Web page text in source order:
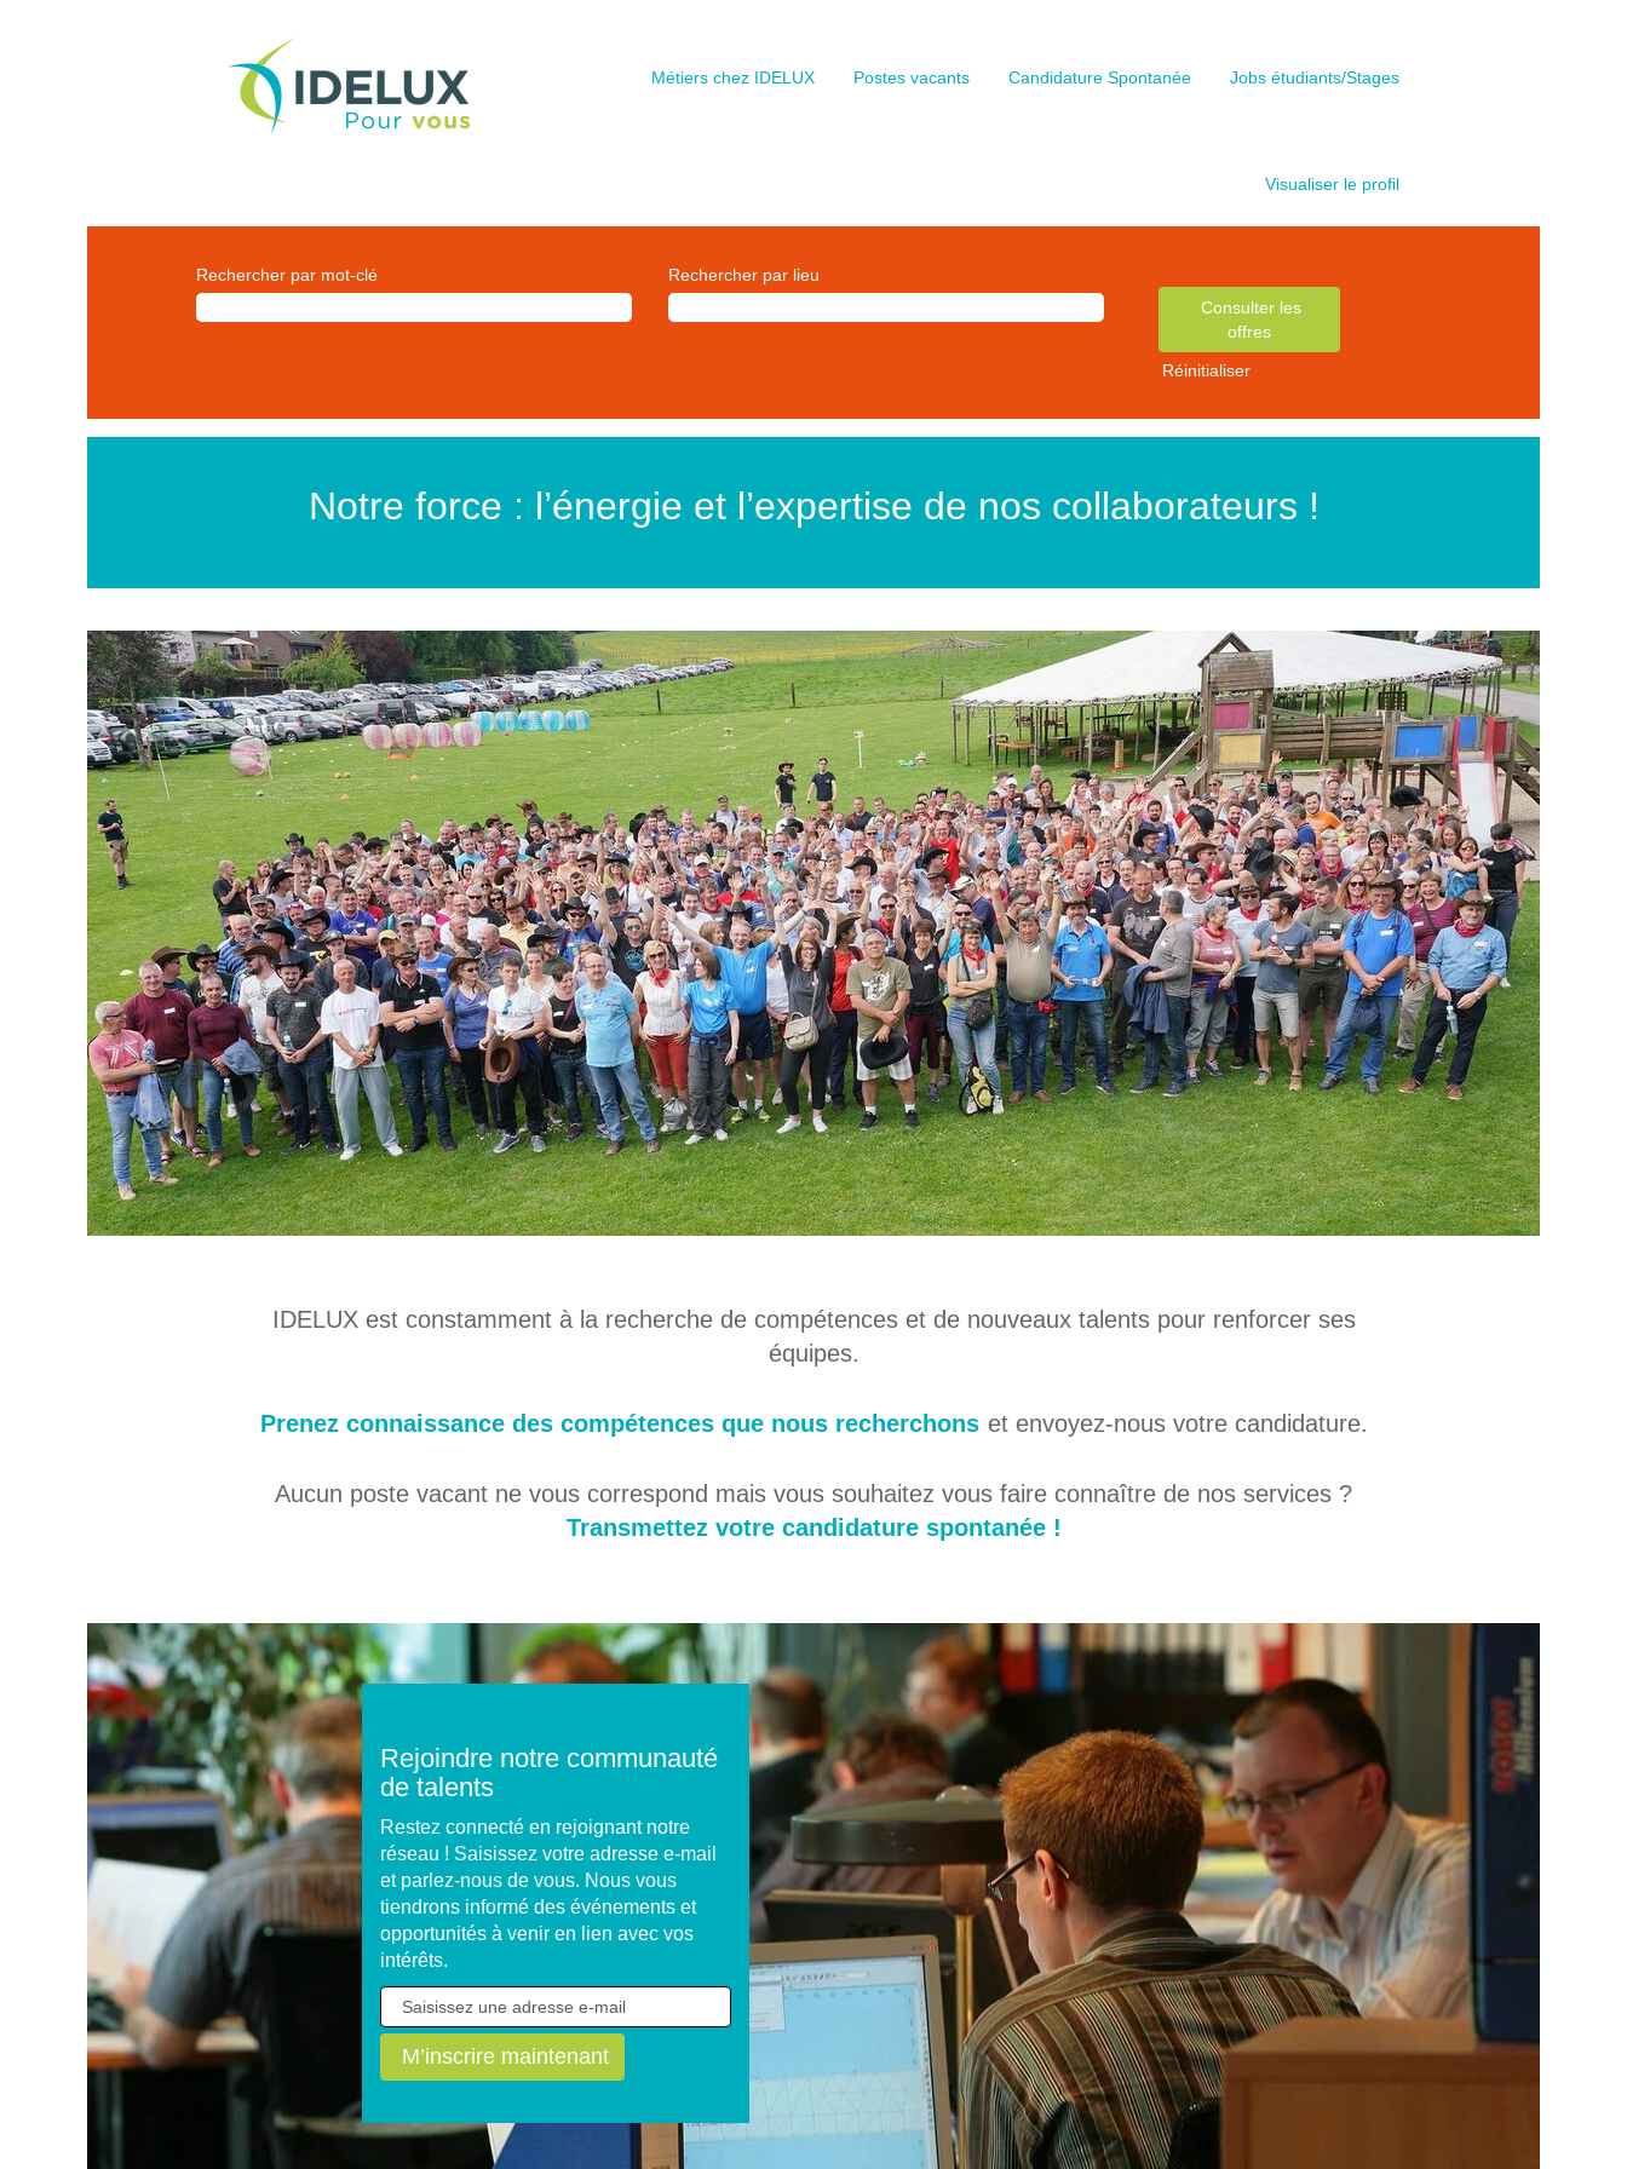
Métiers chez IDELUX Postes vacants Candidature Spontanée Jobs étudiants/Stages
Visualiser le profil
Rechercher par mot-clé Rechercher par lieu
Réinitialiser
Notre force : l’énergie et l’expertise de nos collaborateurs !
IDELUX est constamment à la recherche de compétences et de nouveaux talents pour renforcer ses
équipes.
Prenez connaissance des compétences que nous recherchons et envoyez-nous votre candidature.
Aucun poste vacant ne vous correspond mais vous souhaitez vous faire connaître de nos services ?
Transmettez votre candidature spontanée !
Rejoindre notre communauté
de talents
Restez connecté en rejoignant notre
réseau ! Saisissez votre adresse e-mail
et parlez-nous de vous. Nous vous
tiendrons informé des événements et
opportunités à venir en lien avec vos
intérêts.